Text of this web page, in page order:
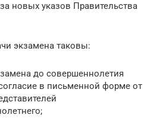
новых указов Правительства
экзамена таковы:
до совершеннолетия
в письменной форме от